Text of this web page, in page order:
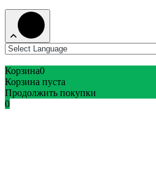
Корзина0
Корзина пуста
Продолжить покупки
0